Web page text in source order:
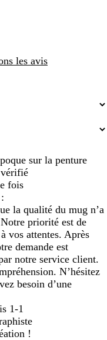
les avis
sur la penture
fois
la qualité du mug n’a
priorité est de
vos attentes. Après
demande est
notre service client.
N’hésitez
besoin d’une
1-1
!